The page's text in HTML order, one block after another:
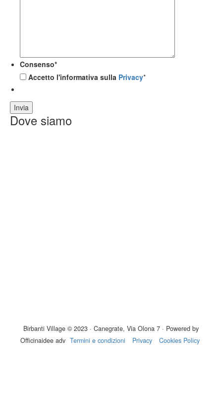
Consenso*
Accetto l'informativa sulla Privacy*
Dove siamo
Birbanti Village © 2023 · Canegrate, Via Olona 7 · Powered by
Officinaidee adv Termini e condizioni Privacy Cookies Policy